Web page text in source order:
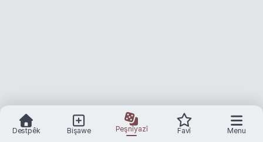
Destpêk Bişawe Peşnîyazî Favî Menu